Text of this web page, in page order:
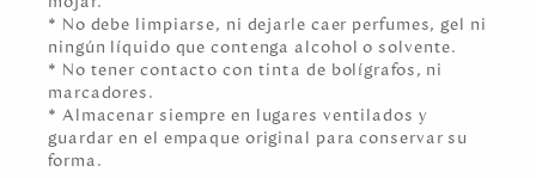
* No debe limpiarse, ni dejarle caer perfumes, gel ni
ningún líquido que contenga alcohol o solvente.
* No tener contacto con tinta de bolígrafos, ni
marcadores.
* Almacenar siempre en lugares ventilados y
guardar en el empaque original para conservar su
forma.